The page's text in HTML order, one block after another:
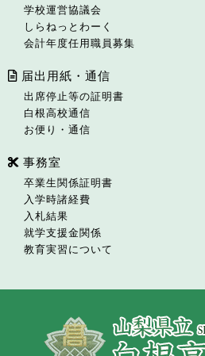
学校運営協議会
しらねっとわーく
会計年度任用職員募集
届出用紙・通信
出席停止等の証明書
白根高校通信
お便り・通信
事務室
卒業生関係証明書
入学時諸経費
入札結果
就学支援金関係
教育実習について